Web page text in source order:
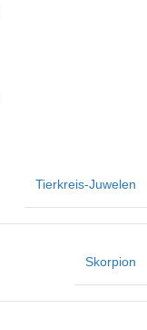
Tierkreis-Juwelen
Skorpion